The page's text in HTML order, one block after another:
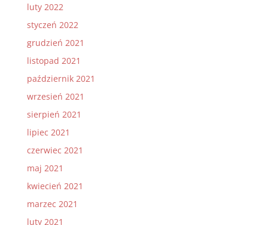
luty 2022
styczeń 2022
grudzień 2021
listopad 2021
październik 2021
wrzesień 2021
sierpień 2021
lipiec 2021
czerwiec 2021
maj 2021
kwiecień 2021
marzec 2021
luty 2021